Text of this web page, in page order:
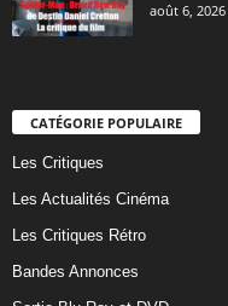
août 6, 2026
CATÉGORIE POPULAIRE
Les Critiques
Les Actualités Cinéma
Les Critiques Rétro
Bandes Annonces